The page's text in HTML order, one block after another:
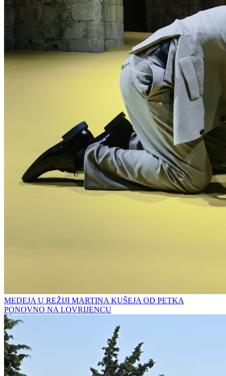
MEDEJA U REŽIJI MARTINA KUŠEJA OD PETKA
PONOVNO NA LOVRIJENCU